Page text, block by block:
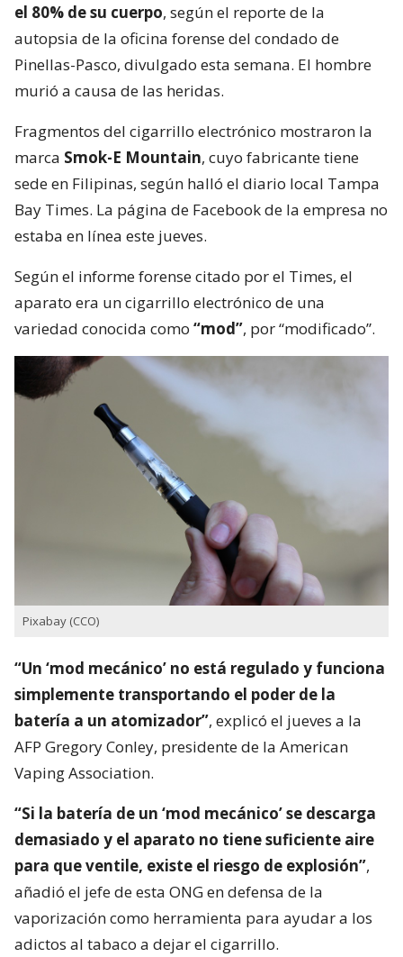
el 80% de su cuerpo, según el reporte de la
autopsia de la oficina forense del condado de
Pinellas-Pasco, divulgado esta semana. El hombre
murió a causa de las heridas.
Fragmentos del cigarrillo electrónico mostraron la
marca Smok-E Mountain, cuyo fabricante tiene
sede en Filipinas, según halló el diario local Tampa
Bay Times. La página de Facebook de la empresa no
estaba en línea este jueves.
Según el informe forense citado por el Times, el
aparato era un cigarrillo electrónico de una
variedad conocida como “mod”, por “modificado”.
Pixabay (CCO)
“Un ‘mod mecánico’ no está regulado y funciona
simplemente transportando el poder de la
batería a un atomizador”, explicó el jueves a la
AFP Gregory Conley, presidente de la American
Vaping Association.
“Si la batería de un ‘mod mecánico’ se descarga
demasiado y el aparato no tiene suficiente aire
para que ventile, existe el riesgo de explosión”,
añadió el jefe de esta ONG en defensa de la
vaporización como herramienta para ayudar a los
adictos al tabaco a dejar el cigarrillo.